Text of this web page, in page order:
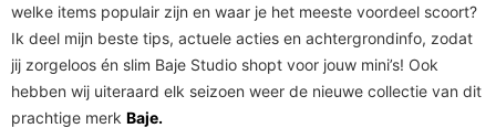
welke items populair zijn en waar je het meeste voordeel scoort?
Ik deel mijn beste tips, actuele acties en achtergrondinfo, zodat
jij zorgeloos én slim Baje Studio shopt voor jouw mini’s! Ook
hebben wij uiteraard elk seizoen weer de nieuwe collectie van dit
prachtige merk Baje.